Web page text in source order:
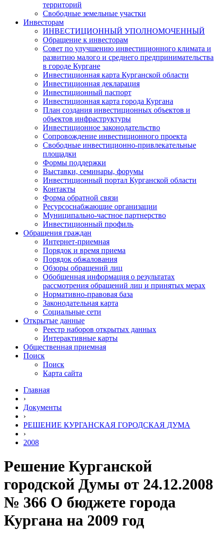
территорий
Свободные земельные участки
Инвесторам
ИНВЕСТИЦИОННЫЙ УПОЛНОМОЧЕННЫЙ
Обращение к инвесторам
Совет по улучшению инвестиционного климата и
развитию малого и среднего предпринимательства
в городе Кургане
Инвестиционная карта Курганской области
Инвестиционная декларация
Инвестиционный паспорт
Инвестиционная карта города Кургана
План создания инвестиционных объектов и
объектов инфраструктуры
Инвестиционное законодательство
Сопровождение инвестиционного проекта
Свободные инвестиционно-привлекательные
площадки
Формы поддержки
Выставки, семинары, форумы
Инвестиционный портал Курганской области
Контакты
Форма обратной связи
Ресурсоснабжающие организации
Муниципально-частное партнерство
Инвестиционный профиль
Обращения граждан
Интернет-приемная
Порядок и время приема
Порядок обжалования
Обзоры обращений лиц
Обобщенная информация о результатах
рассмотрения обращений лиц и принятых мерах
Нормативно-правовая база
Законодательная карта
Социальные сети
Открытые данные
Реестр наборов открытых данных
Интерактивные карты
Общественная приемная
Поиск
Поиск
Карта сайта
Главная
›
Документы
›
РЕШЕНИЕ КУРГАНСКАЯ ГОРОДСКАЯ ДУМА
›
2008
Решение Курганской
городской Думы от 24.12.2008
№ 366 О бюджете города
Кургана на 2009 год